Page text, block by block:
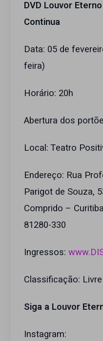
DVD Louvor
Continua
Data: 05 de
feira)
Horário: 20h
Abertura dos
Local: Teatro
Endereço: Rua
Parigot de Souza,
Comprido –
81280-330
Ingressos:
Classificação: Livre
Siga a Louvor
Instagram: